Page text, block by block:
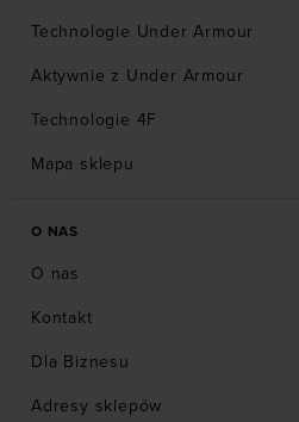
Technologie Under Armour
Aktywnie z Under Armour
Technologie 4F
Mapa sklepu
O NAS
O nas
Kontakt
Dla Biznesu
Adresy sklepów